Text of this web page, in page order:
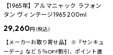
【1965年】アルマニャック ラフォン
タン ヴィンテージ1965 200ml
29,260円 (税込)
【メーカーお取り寄せ品】 ※『サンキュ
ーデー』など５％OFF割引、ポイント進